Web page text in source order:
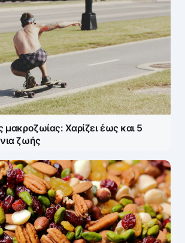
μακροζωίας: Χαρίζει έως και 5
ζωής